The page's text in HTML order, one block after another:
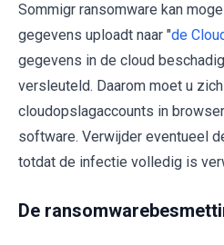
Sommigr ransomware kan
gegevens uploadt naar "de
gegevens in de cloud
versleuteld. Daarom moet u
cloudopslagaccounts in
software. Verwijder eventueel
totdat de infectie volledig is
De